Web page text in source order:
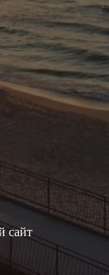
сайт